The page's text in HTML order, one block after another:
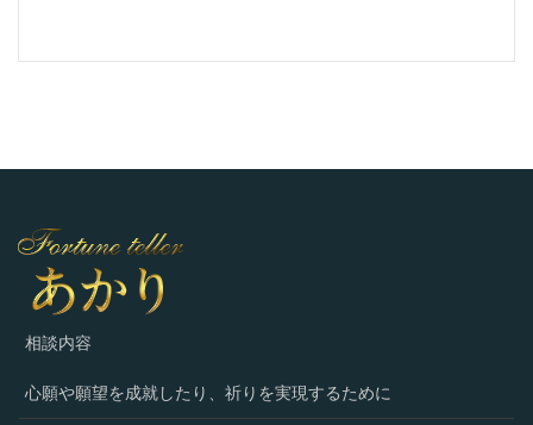
相談内容
心願や願望を成就したり、祈りを実現するために